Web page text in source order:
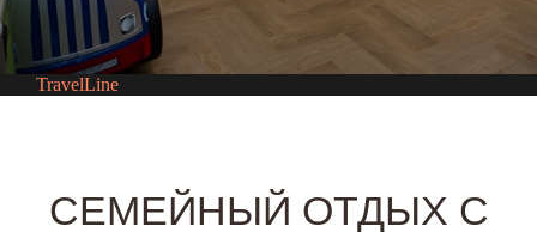
TravelLine
провести время вместе, не отвлекаясь на
городскую суету и бытовые заботы. Загородный
клуб «Ильдорф» создан для комфортного отдыха
СЕМЕЙНЫЙ ОТДЫХ С
ДЕТЬМИ В
НИЖЕГОРОДСКОЙ